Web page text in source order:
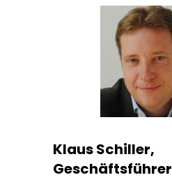
Klaus Schiller,
Geschäftsführer